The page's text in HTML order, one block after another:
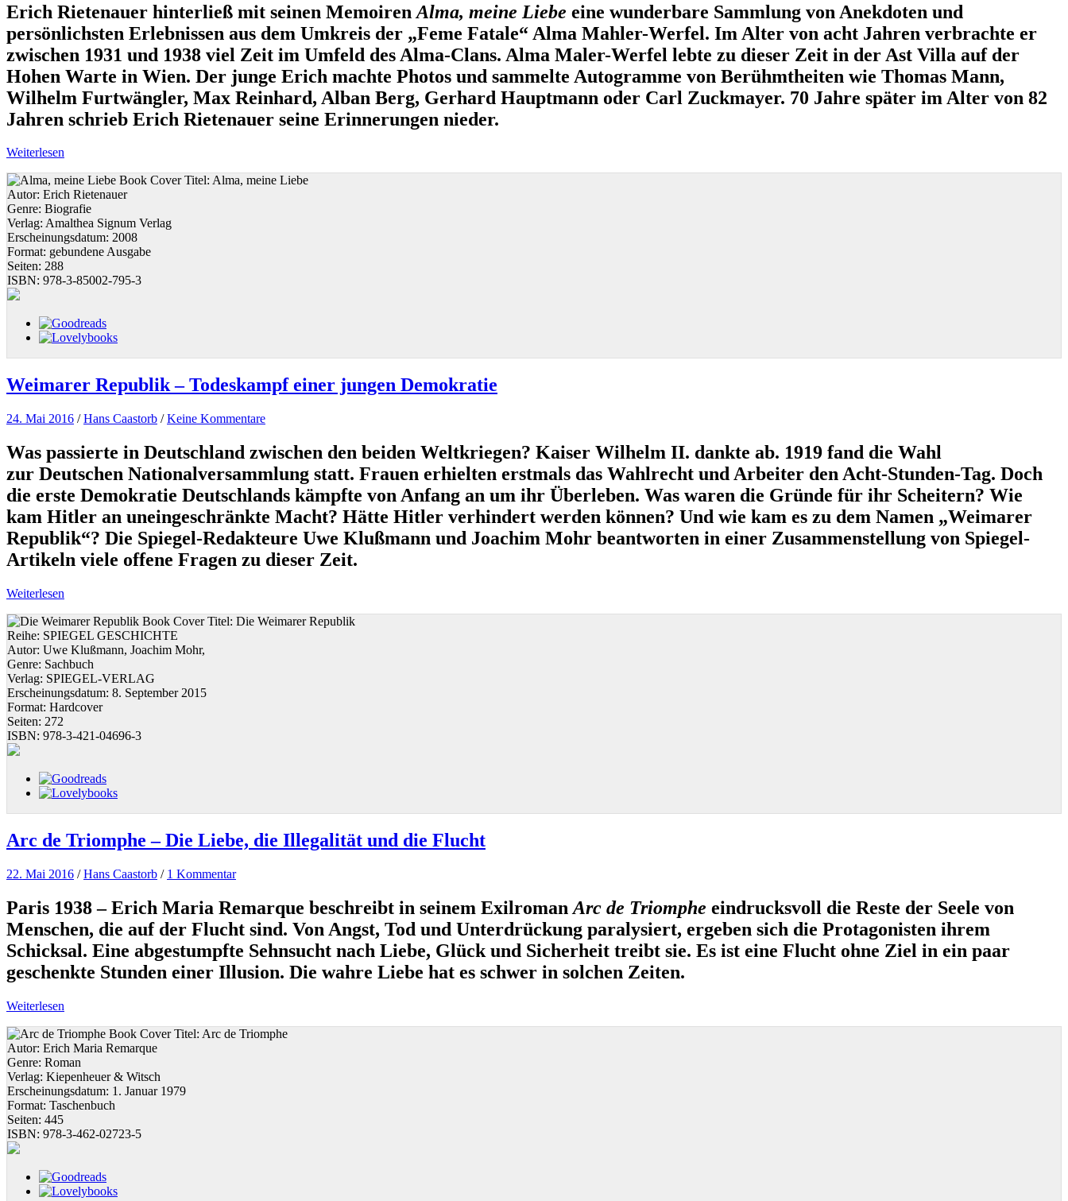
Erich Rietenauer hinterließ mit seinen Memoiren Alma, meine Liebe eine wunderbare Sammlung von Anekdoten und
persönlichsten Erlebnissen aus dem Umkreis der „Feme Fatale“ Alma Mahler-Werfel. Im Alter von acht Jahren verbrachte er
zwischen 1931 und 1938 viel Zeit im Umfeld des Alma-Clans. Alma Maler-Werfel lebte zu dieser Zeit in der Ast Villa auf der
Hohen Warte in Wien. Der junge Erich machte Photos und sammelte Autogramme von Berühmtheiten wie Thomas Mann,
Wilhelm Furtwängler, Max Reinhard, Alban Berg, Gerhard Hauptmann oder Carl Zuckmayer. 70 Jahre später im Alter von 82
Jahren schrieb Erich Rietenauer seine Erinnerungen nieder.
Weiterlesen
Titel: Alma, meine Liebe
Autor: Erich Rietenauer
Genre: Biografie
Verlag: Amalthea Signum Verlag
Erscheinungsdatum: 2008
Format: gebundene Ausgabe
Seiten: 288
ISBN: 978-3-85002-795-3
Weimarer Republik – Todeskampf einer jungen Demokratie
24. Mai 2016 /Hans Caastorb /Keine Kommentare
Was passierte in Deutschland zwischen den beiden Weltkriegen? Kaiser Wilhelm II. dankte ab. 1919 fand die Wahl
zur Deutschen Nationalversammlung statt. Frauen erhielten erstmals das Wahlrecht und Arbeiter den Acht-Stunden-Tag. Doch
die erste Demokratie Deutschlands kämpfte von Anfang an um ihr Überleben. Was waren die Gründe für ihr Scheitern? Wie
kam Hitler an uneingeschränkte Macht? Hätte Hitler verhindert werden können? Und wie kam es zu dem Namen „Weimarer
Republik“? Die Spiegel-Redakteure Uwe Klußmann und Joachim Mohr beantworten in einer Zusammenstellung von Spiegel-
Artikeln viele offene Fragen zu dieser Zeit.
Weiterlesen
Titel: Die Weimarer Republik
Reihe: SPIEGEL GESCHICHTE
Autor: Uwe Klußmann, Joachim Mohr,
Genre: Sachbuch
Verlag: SPIEGEL-VERLAG
Erscheinungsdatum: 8. September 2015
Format: Hardcover
Seiten: 272
ISBN: 978-3-421-04696-3
Arc de Triomphe – Die Liebe, die Illegalität und die Flucht
22. Mai 2016 /Hans Caastorb / 1 Kommentar
Paris 1938 – Erich Maria Remarque beschreibt in seinem Exilroman Arc de Triomphe eindrucksvoll die Reste der Seele von
Menschen, die auf der Flucht sind. Von Angst, Tod und Unterdrückung paralysiert, ergeben sich die Protagonisten ihrem
Schicksal. Eine abgestumpfte Sehnsucht nach Liebe, Glück und Sicherheit treibt sie. Es ist eine Flucht ohne Ziel in ein paar
geschenkte Stunden einer Illusion. Die wahre Liebe hat es schwer in solchen Zeiten.
Weiterlesen
Titel: Arc de Triomphe
Autor: Erich Maria Remarque
Genre: Roman
Verlag: Kiepenheuer & Witsch
Erscheinungsdatum: 1. Januar 1979
Format: Taschenbuch
Seiten: 445
ISBN: 978-3-462-02723-5